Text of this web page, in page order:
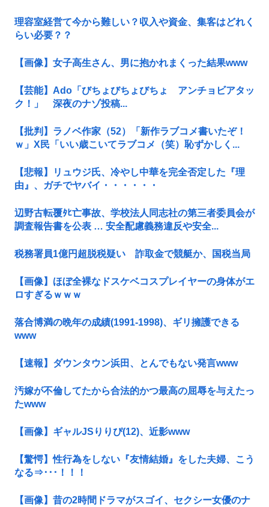
理容室経営て今から難しい？収入や資金、集客はどれく
らい必要？？
【画像】女子高生さん、男に抱かれまくった結果www
【芸能】Ado「びちょびちょびちょ アンチョビアタッ
ク！」 深夜のナゾ投稿...
【批判】ラノベ作家（52）「新作ラブコメ書いたぞ！
ｗ」X民「いい歳こいてラブコメ（笑）恥ずかしく...
【悲報】リュウジ氏、冷やし中華を完全否定した『理
由』、ガチでヤバイ・・・・・・
辺野古転覆ﾀﾋ亡事故、学校法人同志社の第三者委員会が
調査報告書を公表 … 安全配慮義務違反や安全...
税務署員1億円超脱税疑い 詐取金で競艇か、国税当局
【画像】ほぼ全裸なドスケベコスプレイヤーの身体がエ
ロすぎるｗｗｗ
落合博満の晩年の成績(1991-1998)、ギリ擁護できる
www
【速報】ダウンタウン浜田、とんでもない発言www
汚嫁が不倫してたから合法的かつ最高の屈辱を与えたっ
たwww
【画像】ギャルJSりりぴ(12)、近影www
【驚愕】性行為をしない『友情結婚』をした夫婦、こう
なる⇒･･･！！！
【画像】昔の2時間ドラマがスゴイ、セクシー女優のナ